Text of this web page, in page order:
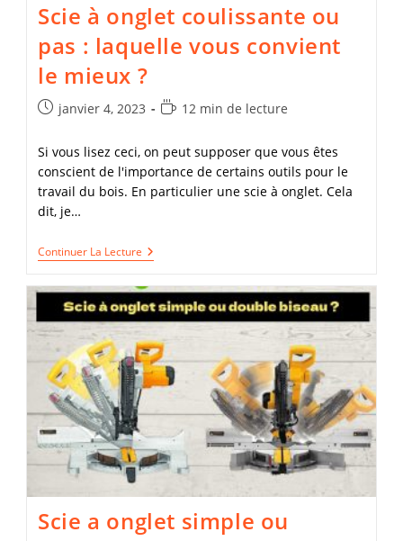
Scie à onglet coulissante ou
pas : laquelle vous convient
le mieux ?
Publication
janvier 4, 2023
Temps
lecture :
12 min de lecture
Si vous lisez ceci, on peut supposer que vous êtes
conscient de l'importance de certains outils pour le
travail du bois. En particulier une scie à onglet. Cela
dit, je…
Continuer La Lecture Scie
À
Coulissante
Ou
Pas
:
Laquelle
Vous
Convient
Le
Mieux
Scie a onglet simple ou